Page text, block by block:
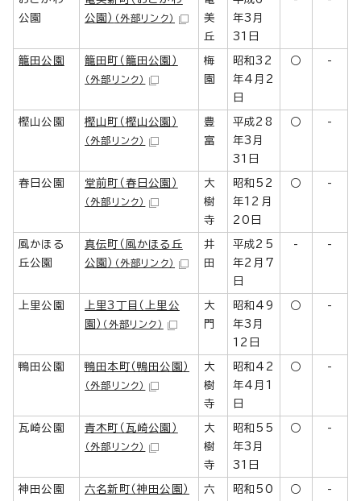
公園
公園） （外部リンク）
美
丘
年3月
31日
籠田公園 籠田町（籠田公園）
（外部リンク）
梅
園
昭和32
年4月2
日
○ -
樫山公園 樫山町（樫山公園）
（外部リンク）
豊
富
平成28
年3月
31日
○ -
春日公園 堂前町（春日公園）
（外部リンク）
大
樹
寺
昭和52
年12月
20日
○ -
風かほる
丘公園
真伝町（風かほる丘
公園） （外部リンク）
井
田
平成25
年2月7
日
- -
上里公園
上里3丁目（上里公
園） （外部リンク）
大
門
昭和49
年3月
12日
○ -
鴨田公園 鴨田本町（鴨田公園）
（外部リンク）
大
樹
寺
昭和42
年4月1
日
○ -
瓦崎公園 青木町（瓦崎公園）
（外部リンク）
大
樹
寺
昭和55
年3月
31日
○ -
神田公園 六名新町（神田公園）
六
昭和50
○ -